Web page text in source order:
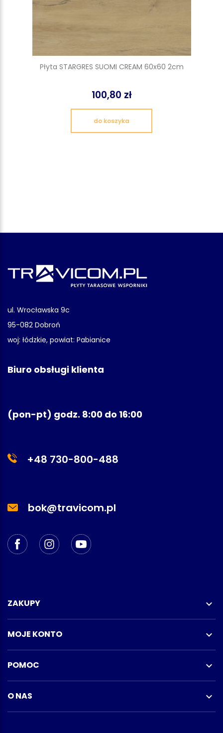
Płyta STARGRES SUOMI CREAM 60x60 2cm
100,80 zł
do koszyka
ul. Wrocławska 9c
95-082 Dobroń
woj: łódzkie, powiat: Pabianice
Biuro obsługi klienta
(pon-pt) godz. 8:00 do 16:00
+48 730-800-488
bok@travicom.pl
ZAKUPY 
MOJE KONTO 
POMOC 
O NAS 